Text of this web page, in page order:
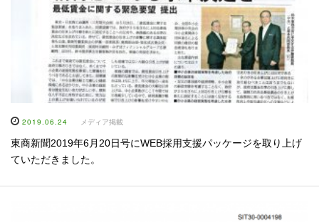
2019.06.24 メディア掲載
東商新聞2019年6月20日号にWEB採用支援パッケージを取り上げ
ていただきました。